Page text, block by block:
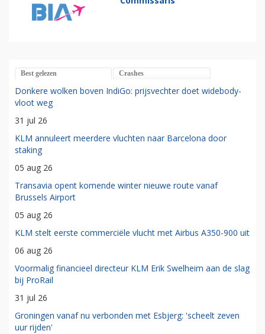
Best gelezen Crashes
Donkere wolken boven IndiGo: prijsvechter doet widebody-
vloot weg
31 jul 26
KLM annuleert meerdere vluchten naar Barcelona door
staking
05 aug 26
Transavia opent komende winter nieuwe route vanaf
Brussels Airport
05 aug 26
KLM stelt eerste commerciële vlucht met Airbus A350-900 uit
06 aug 26
Voormalig financieel directeur KLM Erik Swelheim aan de slag
bij ProRail
31 jul 26
Groningen vanaf nu verbonden met Esbjerg: 'scheelt zeven
uur rijden'